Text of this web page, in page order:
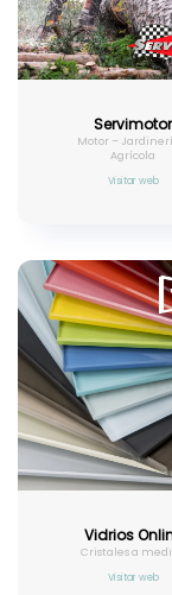
Servimotor
Motor –
Agrícola
Visitar web
Vidrios
Cristales a
Visitar web